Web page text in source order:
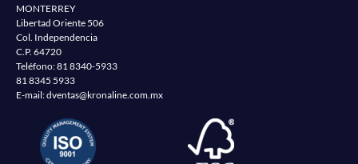
MONTERREY
Libertad Oriente 506
Col. Independencia
C.P. 64720
Teléfono:81 8340-5933
81 8345 5933
E-mail:dventas@kronaline.com.mx